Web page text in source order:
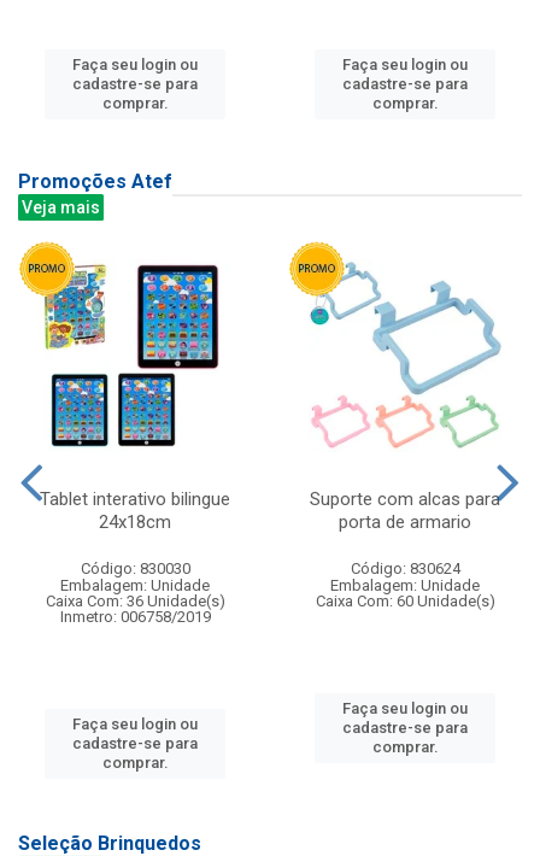
Faça seu login ou
cadastre-se para
comprar.
Faça seu login ou
cadastre-se para
comprar.
Promoções Atef
Veja mais
Tablet interativo bilingue
24x18cm
Código: 830030
Embalagem: Unidade
Caixa Com: 36 Unidade(s)
Inmetro: 006758/2019
Faça seu login ou
cadastre-se para
comprar.
Suporte com alcas para
porta de armario
Código: 830624
Embalagem: Unidade
Caixa Com: 60 Unidade(s)
Faça seu login ou
cadastre-se para
comprar.
Seleção Brinquedos